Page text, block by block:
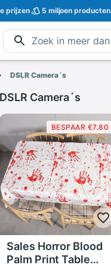
prijzen 5 miljoen producten
DSLR Camera´s
DSLR Camera´s
BESPAAR €7.80
Sales Horror Blood
Palm Print Table